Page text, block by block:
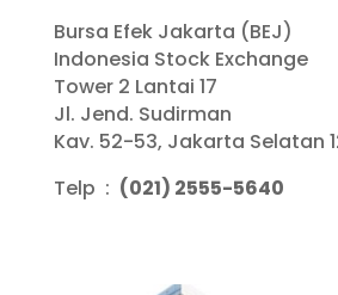
Bursa Efek Jakarta (BEJ)
Indonesia Stock Exchange
Tower 2 Lantai 17
Jl. Jend. Sudirman
Kav. 52-53, Jakarta Selatan
Telp : (021) 2555-5640